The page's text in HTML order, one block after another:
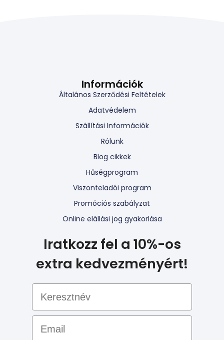
Információk
Általános Szerződési Feltételek
Adatvédelem
Szállítási Információk
Rólunk
Blog cikkek
Hűségprogram
Viszonteladói program
Promóciós szabályzat
Online elállási jog gyakorlása
Iratkozz fel a 10%-os
extra kedvezményért!
Email